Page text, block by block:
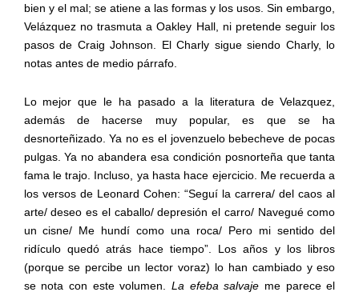
bien y el mal; se atiene a las formas y los usos. Sin embargo,
Velázquez no trasmuta a Oakley Hall, ni pretende seguir los
pasos de Craig Johnson. El Charly sigue siendo Charly, lo
notas antes de medio párrafo.
Lo mejor que le ha pasado a la literatura de Velazquez,
además de hacerse muy popular, es que se ha
desnorteñizado. Ya no es el jovenzuelo bebecheve de pocas
pulgas. Ya no abandera esa condición posnorteña que tanta
fama le trajo. Incluso, ya hasta hace ejercicio. Me recuerda a
los versos de Leonard Cohen: “Seguí la carrera/ del caos al
arte/ deseo es el caballo/ depresión el carro/ Navegué como
un cisne/ Me hundí como una roca/ Pero mi sentido del
ridículo quedó atrás hace tiempo”. Los años y los libros
(porque se percibe un lector voraz) lo han cambiado y eso
se nota con este volumen. La efeba salvaje me parece el